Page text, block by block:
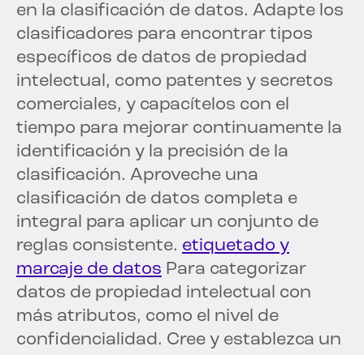
en la clasificación de datos. Adapte los
clasificadores para encontrar tipos
específicos de datos de propiedad
intelectual, como patentes y secretos
comerciales, y capacítelos con el
tiempo para mejorar continuamente la
identificación y la precisión de la
clasificación. Aproveche una
clasificación de datos completa e
integral para aplicar un conjunto de
reglas consistente. etiquetado y
marcaje de datos Para categorizar
datos de propiedad intelectual con
más atributos, como el nivel de
confidencialidad. Cree y establezca un